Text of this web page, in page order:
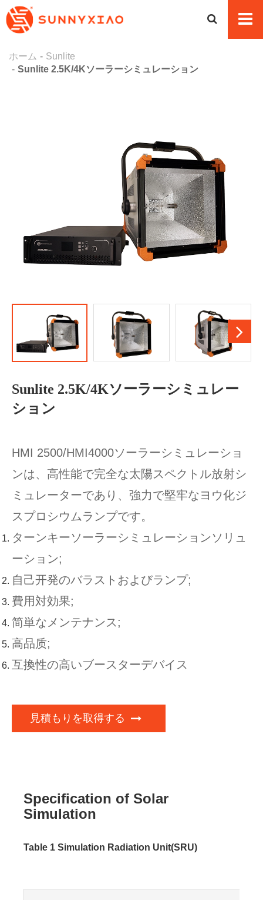
ホーム
Sunlite
Sunlite 2.5K/4Kソーラーシミュレーション
Sunlite 2.5K/4Kソーラーシミュレー
ション
HMI 2500/HMI4000ソーラーシミュレーショ
ンは、高性能で完全な太陽スペクトル放射シ
ミュレーターであり、強力で堅牢なヨウ化ジ
スプロシウムランプです。
ターンキーソーラーシミュレーションソリュ
ーション;
自己开発のバラストおよびランプ;
費用対効果;
简単なメンテナンス;
高品质;
互換性の高いブースターデバイス
見積もりを取得する
Specification of Solar
Simulation
Table 1 Simulation Radiation Unit(SRU)